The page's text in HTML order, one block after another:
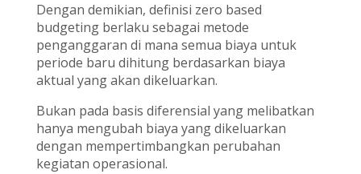
Dengan demikian, definisi zero based
budgeting berlaku sebagai metode
penganggaran di mana semua biaya untuk
periode baru dihitung berdasarkan biaya
aktual yang akan dikeluarkan.
Bukan pada basis diferensial yang melibatkan
hanya mengubah biaya yang dikeluarkan
dengan mempertimbangkan perubahan
kegiatan operasional.